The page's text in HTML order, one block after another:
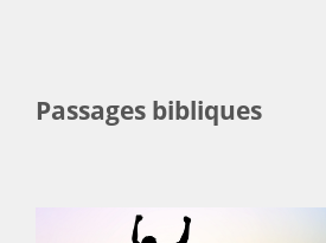
Passages bibliques